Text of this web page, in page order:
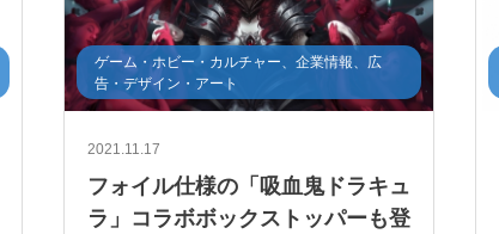
ゲーム・ホビー・カルチャー、企業情報、広
告・デザイン・アート
2021.11.17
フォイル仕様の「吸血鬼ドラキュ
ラ」コラボボックストッパーも登